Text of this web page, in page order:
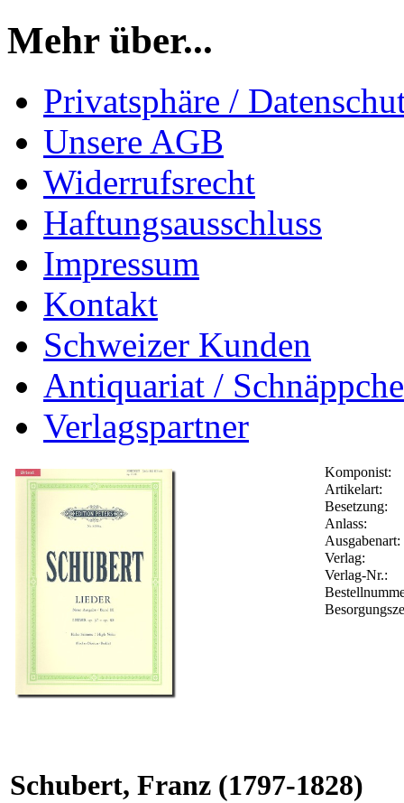
Mehr über...
Privatsphäre /
Unsere AGB
Widerrufsrecht
Haftungsausschluss
Impressum
Kontakt
Schweizer Kunden
Antiquariat /
Verlagspartner
Komponist:
Artikelart:
Besetzung:
Anlass:
Ausgabenart:
Verlag:
Verlag-Nr.:
Schubert, Franz (1797-1828)